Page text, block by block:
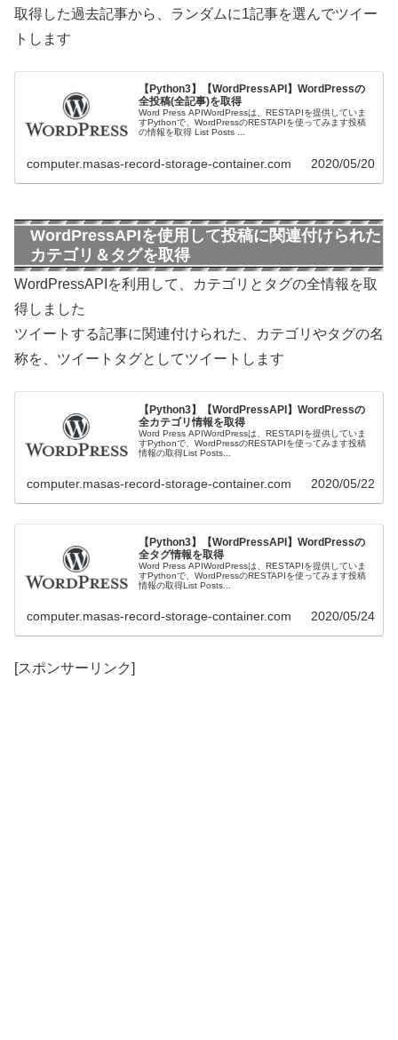
取得した過去記事から、ランダムに1記事を選んでツイー
トします
【Python3】【WordPressAPI】WordPressの
全投稿(全記事)を取得
Word Press APIWordPressは、RESTAPIを提供していま
すPythonで、WordPressのRESTAPIを使ってみます投稿
の情報を取得 List Posts ...
computer.masas-record-storage-container.com 2020/05/20
WordPressAPIを使用して投稿に関連付けられた
カテゴリ＆タグを取得
WordPressAPIを利用して、カテゴリとタグの全情報を取
得しました
ツイートする記事に関連付けられた、カテゴリやタグの名
称を、ツイートタグとしてツイートします
【Python3】【WordPressAPI】WordPressの
全カテゴリ情報を取得
Word Press APIWordPressは、RESTAPIを提供していま
すPythonで、WordPressのRESTAPIを使ってみます投稿
情報の取得List Posts...
computer.masas-record-storage-container.com 2020/05/22
【Python3】【WordPressAPI】WordPressの
全タグ情報を取得
Word Press APIWordPressは、RESTAPIを提供していま
すPythonで、WordPressのRESTAPIを使ってみます投稿
情報の取得List Posts...
computer.masas-record-storage-container.com 2020/05/24
[スポンサーリンク]